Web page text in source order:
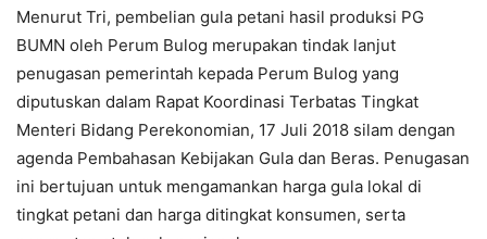
Menurut Tri, pembelian gula petani hasil produksi PG
BUMN oleh Perum Bulog merupakan tindak lanjut
penugasan pemerintah kepada Perum Bulog yang
diputuskan dalam Rapat Koordinasi Terbatas Tingkat
Menteri Bidang Perekonomian, 17 Juli 2018 silam dengan
agenda Pembahasan Kebijakan Gula dan Beras. Penugasan
ini bertujuan untuk mengamankan harga gula lokal di
tingkat petani dan harga ditingkat konsumen, serta